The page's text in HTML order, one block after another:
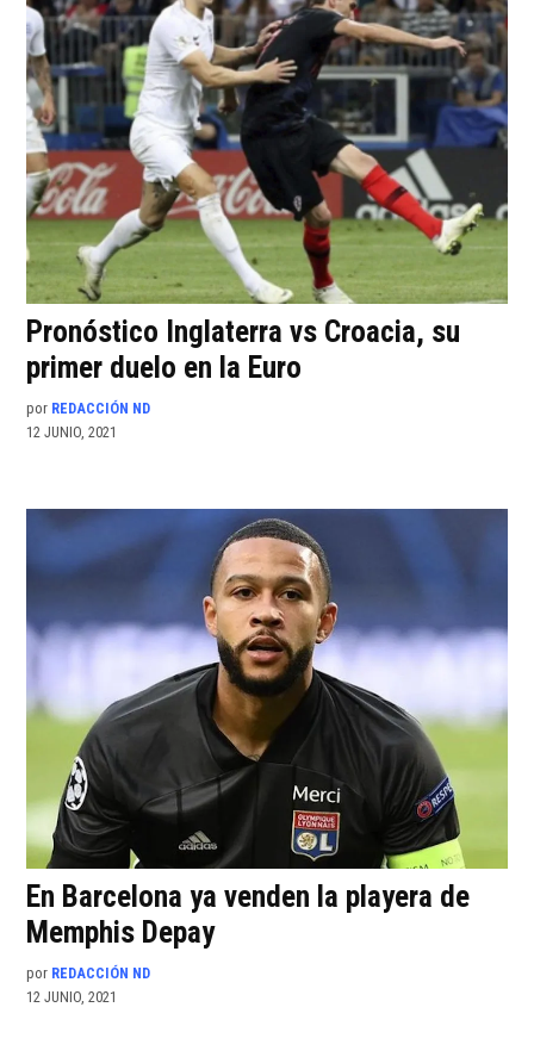
Pronóstico Inglaterra vs Croacia, su
primer duelo en la Euro
por REDACCIÓN ND
12 JUNIO, 2021
En Barcelona ya venden la playera de
Memphis Depay
por REDACCIÓN ND
12 JUNIO, 2021